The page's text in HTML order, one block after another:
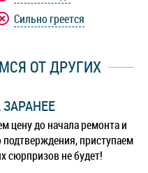
Сильно греется
ОТ ДРУГИХ
цену до начала ремонта и
приступаем
сюрпризов не будет!